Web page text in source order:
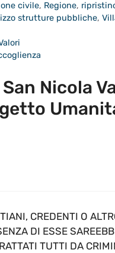
civile, Regione,
strutture pubbliche,
Nicola
CREDENTI O
DI ESSE
TUTTI DA